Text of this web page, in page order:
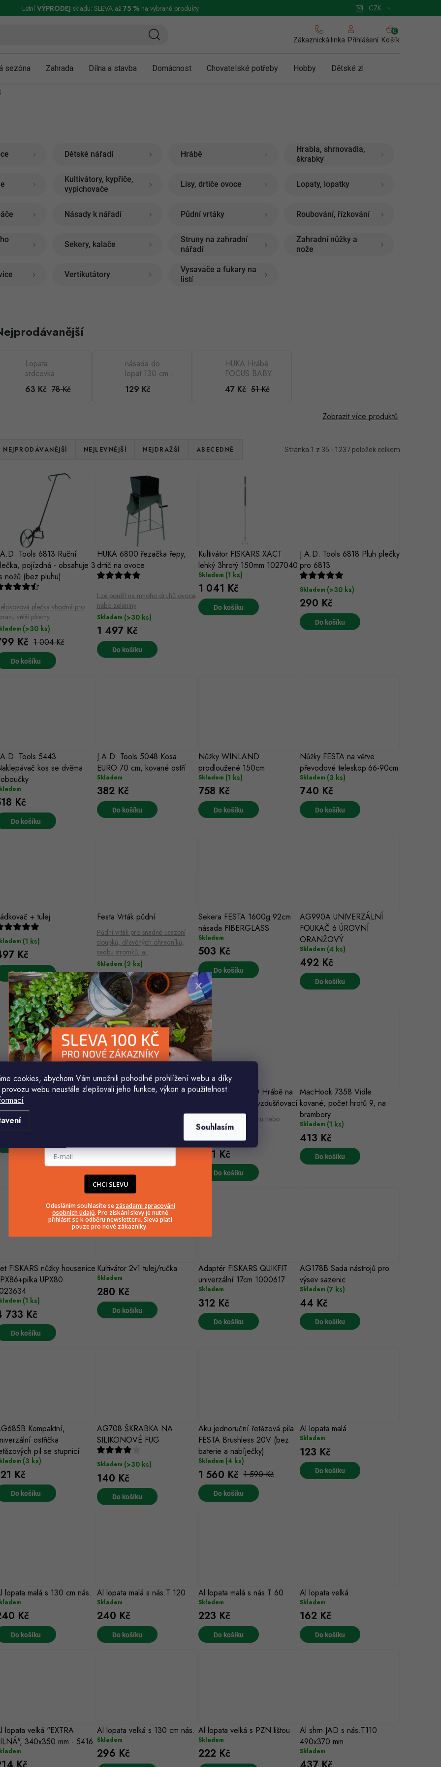
cookies, abychom Vám umožnili pohodlné prohlížení webu a díky
webu neustále zlepšovali jeho funkce, výkon a použitelnost.
Souhlasím
a reklamace Podmínky ochrany osobních údajů Obchodní podmínky pro podnikatele Zásady používání cookies
CZK
LetníVÝPRODEJ skladu: SLEVA až 75 %na vybrané produkty
Zákaznická linka Přihlášení
NÁKUPNÍ
KOŠÍK
Košík
sezóna Zahrada Dílna a stavba Domácnost Chovatelské potřeby Hobby Dětské zboží a hračky
Dětské nářadí Hrábě
Hrabla, shrnovadla,
škrabky
Kultivátory, kypřiče,
vypichovače
Lisy, drtiče ovoce Lopaty, lopatky
Násady k nářadí Půdní vrtáky Roubování, řízkování
Sekery, kalače
Struny na zahradní
nářadí
Zahradní nůžky a
nože
Vertikutátory
Vysavače a fukary na
listí
Lopata
srdcovka
černá
26x28cm78 Kč
63 Kč
násada do
lopat 130 cm -
prohnutá
129 Kč
HUKA Hrábě
FOCUS BABY
koral, dřevěná
násada 71cm
51 Kč
47 Kč
Zobrazit více produktů
Stránka 1 z 35 - 1237 položek celkem
ŘNEJPRODÁVANĚJŠÍ NEJLEVNĚJŠÍ NEJDRAŽŠÍ ABECEDNĚ
Tools 6813 Ruční
pojízdná - obsahuje 3
nožů (bez pluhu)
plečka vhodná pro
větší plochy
(>30 ks)
Kč 1 004 Kč
Do košíku
HUKA 6800 řezačka řepy,
drtič na ovoce
Lze použít na mnoho druhů ovoce
nebo zeleniny
Skladem (>30 ks)
1 497 Kč
Do košíku
Kultivátor FISKARS XACT
lehký 3hrotý 150mm 1027040
Skladem (1 ks)
1 041 Kč
Do košíku
J.A.D. Tools 6818 Pluh plečky
pro 6813
Skladem (>30 ks)
290 Kč
Do košíku
Tools 5443
kos se dvěma
Kč
Do košíku
J.A.D. Tools 5048 Kosa
EURO 70 cm, kované ostří
Skladem
382 Kč
Do košíku
Nůžky WINLAND
prodloužené 150cm
Skladem (1 ks)
758 Kč
Do košíku
Nůžky FESTA na větve
převodové teleskop.66-90cm
Skladem (3 ks)
740 Kč
Do košíku
+ tulej
(1 ks)
Kč
Do košíku
Festa Vrták půdní
Půdní vrták pro snadné usazení
sloupků, dřevěných ohradníků,
sadbu stromků, aj.
Skladem (2 ks)
od 401 Kč
Sekera FESTA 1600g 92cm
násada FIBERGLASS
Skladem
503 Kč
Do košíku
AG990A UNIVERZÁLNÍ
FOUKAČ 6 ÚROVNÍ
ORANŽOVÝ
Skladem (4 ks)
492 Kč
Do košíku
Tools 5252 Krumpáč
2,5 kg s násadou
Kč
motyka kovaná velká s
J.A.D. Tools 5480 Hrábě na
mech a trávu, provzdušňovací
Na vyhrabávání mechu nebo
kultivaci trávníku
Skladem(11 ks)
241 Kč
Do košíku
MacHook 7358 Vidle
kované, počet hrotů 9, na
brambory
Skladem (1 ks)
413 Kč
Do košíku
FISKARS nůžky housenice
UPX80
(1 ks)
733 Kč
Do košíku
Kultivátor 2v1 tulej/ručka
Skladem
280 Kč
Do košíku
Adaptér FISKARS QUIKFIT
univerzální 17cm 1000617
Skladem
312 Kč
Do košíku
AG178B Sada nástrojů pro
výsev sazenic
Skladem (7 ks)
44 Kč
Do košíku
Kompaktní,
ostřička
pil se stupnicí
(3 ks)
Kč
Do košíku
AG708 ŠKRABKA NA
SILIKONOVÉ FUG
Skladem (>30 ks)
140 Kč
Do košíku
Aku jednoruční řetězová pila
FESTA Brushless 20V (bez
baterie a nabíječky)
Skladem (4 ks)
1 560 Kč 1 590 Kč
Do košíku
Al lopata malá
Skladem
123 Kč
Do košíku
lopata malá s 130 cm nás.
Kč
Do košíku
Al lopata malá s nás.T 120
Skladem
240 Kč
Do košíku
Al lopata malá s nás.T 60
Skladem
223 Kč
Do košíku
Al lopata velká
Skladem
162 Kč
Do košíku
lopata velká "EXTRA
340x350 mm - 5416
Al lopata velká s 130 cm nás.
Skladem
296 Kč
Al lopata velká s PZN lištou
Skladem
222 Kč
Al shrn.JAD s nás.T110
490x370 mm
Skladem
CHCI SLEVU
Odesláním souhlasíte se zásadami zpracování
osobních údajů. Pro získání slevy je nutné
přihlásit se k odběru newsletteru. Sleva platí
pouze pro nové zákazníky.